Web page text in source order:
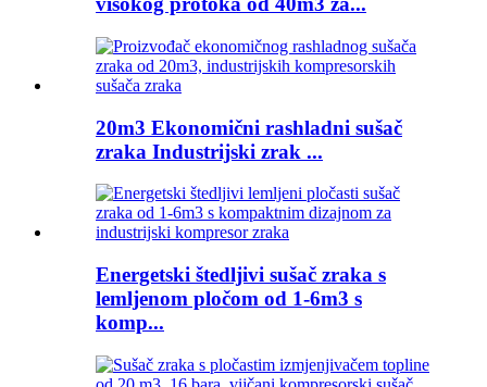
20m3 Ekonomični rashladni sušač
zraka Industrijski zrak ...
Energetski štedljivi sušač zraka s
lemljenom pločom od 1-6m3 s
komp...